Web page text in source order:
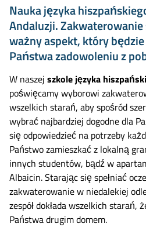
Nauka języka
Andaluzji.
ważny aspekt, który będzie
Państwa zadowoleniu z
W naszej szkole języka
poświęcamy wyborowi
wszelkich starań, aby spośród
wybrać najbardziej dogodne dla
się odpowiedzieć na potrzeby
Państwo zamieszkać z lokalną
innych studentów, bądź w
Albaicin. Starając się spełniać
zakwaterowanie w niedalekiej
zespół dokłada wszelkich starań,
Państwa drugim domem.